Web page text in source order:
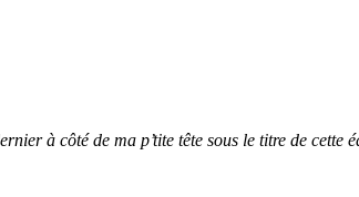
à côté de ma p’tite tête sous le titre de cette